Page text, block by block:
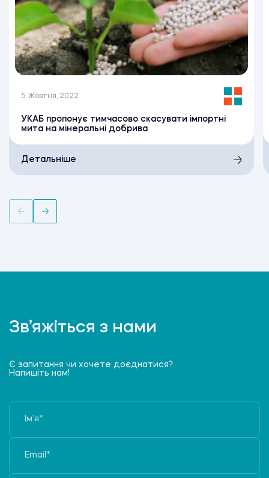
5 Жовтня, 2022
УКАБ пропонує тимчасово скасувати імпортні
мита на мінеральні добрива
Детальніше
Зв’яжіться з нами
Є запитання чи хочете доєднатися?
Напишіть нам!